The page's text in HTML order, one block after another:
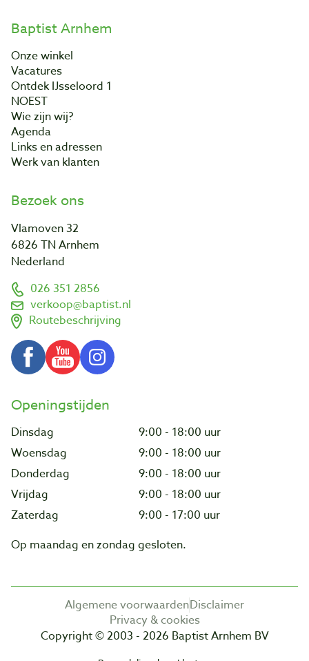
Baptist Arnhem
Onze winkel
Vacatures
Ontdek IJsseloord 1
NOEST
Wie zijn wij?
Agenda
Links en adressen
Werk van klanten
Bezoek ons
Vlamoven 32
6826 TN Arnhem
Nederland
026 351 2856
verkoop@baptist.nl
Routebeschrijving
Openingstijden
Dinsdag
9:00 - 18:00 uur
Woensdag
9:00 - 18:00 uur
Donderdag
9:00 - 18:00 uur
Vrijdag
9:00 - 18:00 uur
Zaterdag
9:00 - 17:00 uur
Op maandag en zondag gesloten.
Algemene voorwaardenDisclaimer
Privacy & cookies
Copyright © 2003 - 2026 Baptist Arnhem BV